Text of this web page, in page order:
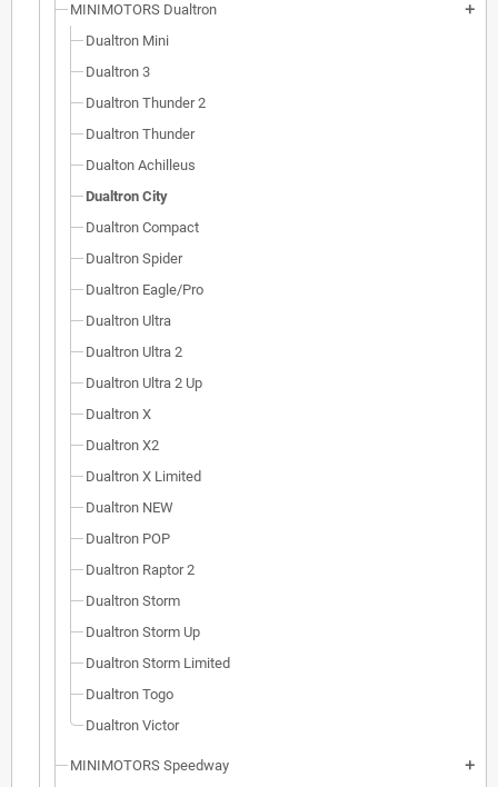
MINIMOTORS Dualtron add
Dualtron Mini
Dualtron 3
Dualtron Thunder 2
Dualtron Thunder
Dualton Achilleus
Dualtron City
Dualtron Compact
Dualtron Spider
Dualtron Eagle/Pro
Dualtron Ultra
Dualtron Ultra 2
Dualtron Ultra 2 Up
Dualtron X
Dualtron X2
Dualtron X Limited
Dualtron NEW
Dualtron POP
Dualtron Raptor 2
Dualtron Storm
Dualtron Storm Up
Dualtron Storm Limited
Dualtron Togo
Dualtron Victor
MINIMOTORS Speedway add